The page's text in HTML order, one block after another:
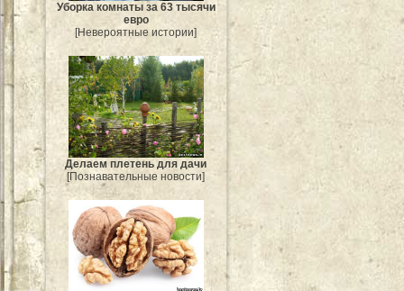
Уборка комнаты за 63 тысячи
евро
[Невероятные истории]
Делаем плетень для дачи
[Познавательные новости]